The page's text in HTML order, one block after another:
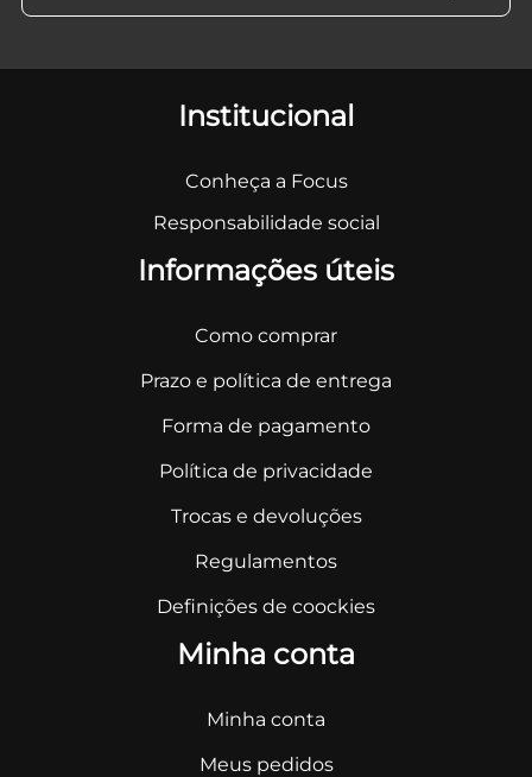
Institucional
Conheça a Focus
Responsabilidade social
Informações úteis
Como comprar
Prazo e política de entrega
Forma de pagamento
Política de privacidade
Trocas e devoluções
Regulamentos
Definições de coockies
Minha conta
Minha conta
Meus pedidos